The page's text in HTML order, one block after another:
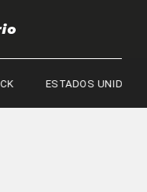
ESTADOS UNIDOS